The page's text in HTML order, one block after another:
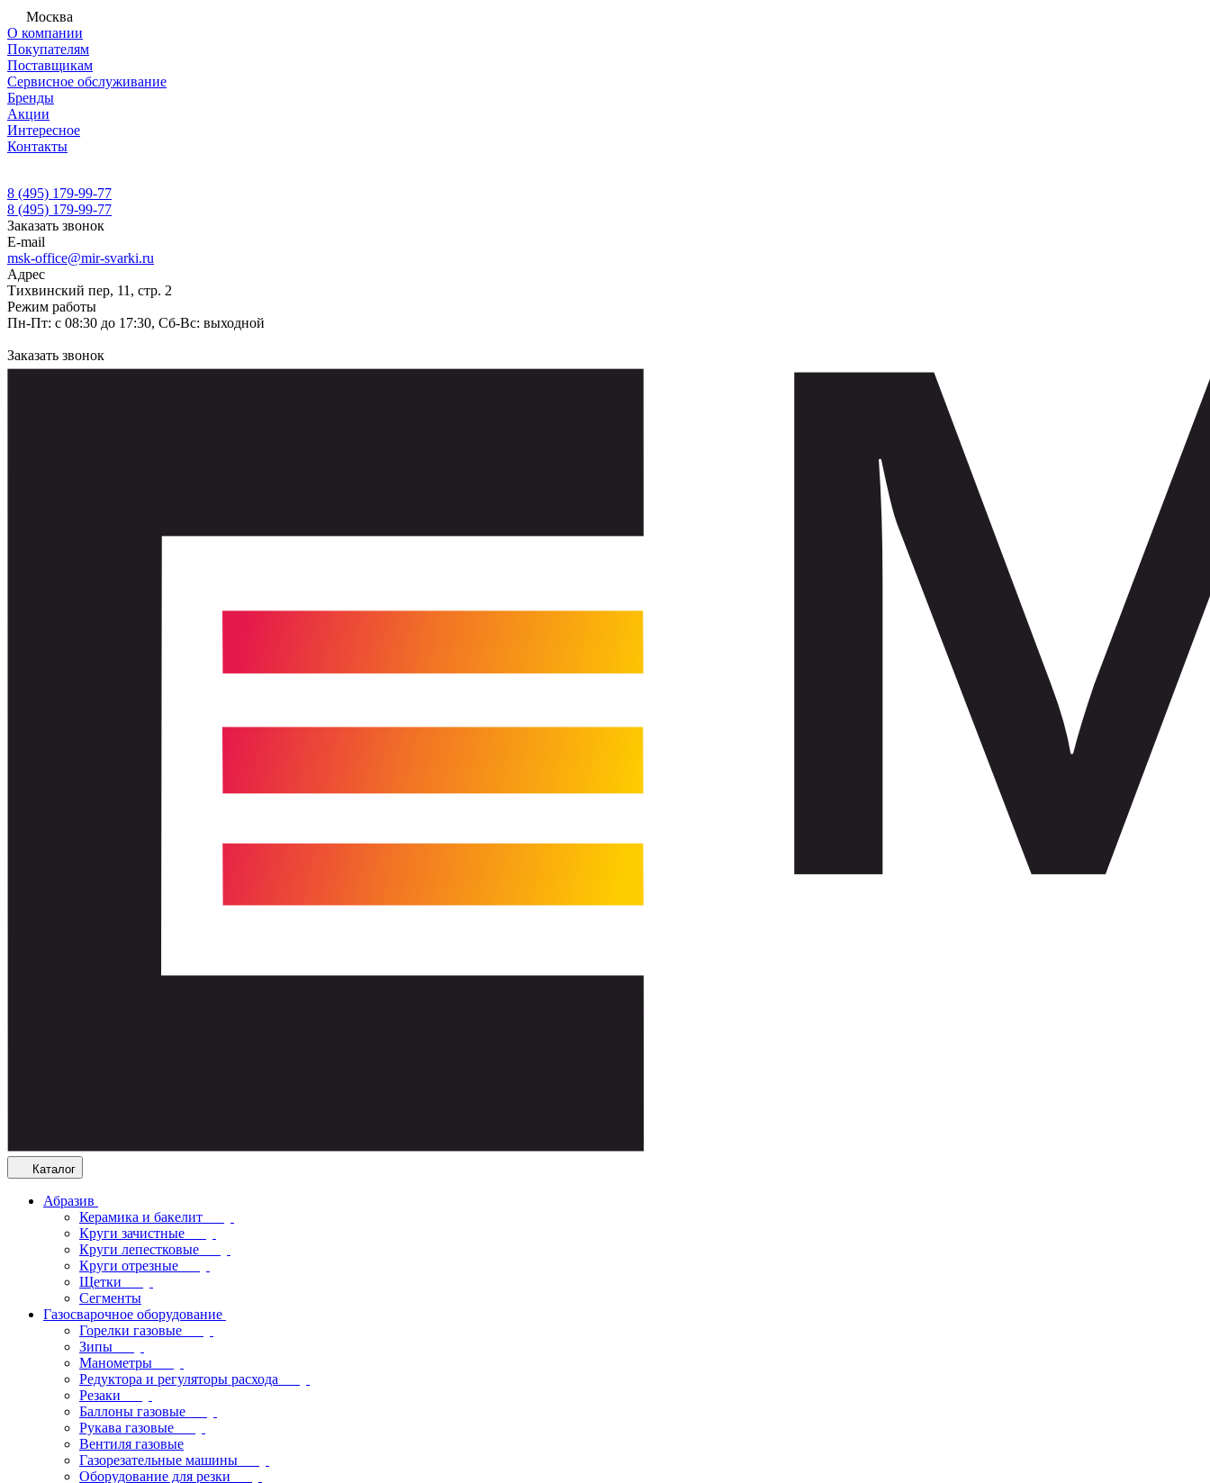
Москва
О компании
Покупателям
Поставщикам
Сервисное обслуживание
Бренды
Акции
Интересное
Контакты
8 (495) 179-99-77
8 (495) 179-99-77
Заказать звонок
E-mail
msk-office@mir-svarki.ru
Адрес
Тихвинский пер, 11, стр. 2
Режим работы
Пн-Пт: с 08:30 до 17:30, Сб-Вс: выходной
Заказать звонок
Каталог
Абразив
Керамика и бакелит
Круги зачистные
Круги лепестковые
Круги отрезные
Щетки
Сегменты
Газосварочное оборудование
Горелки газовые
Зипы
Манометры
Редуктора и регуляторы расхода
Резаки
Баллоны газовые
Рукава газовые
Вентиля газовые
Газорезательные машины
Оборудование для резки